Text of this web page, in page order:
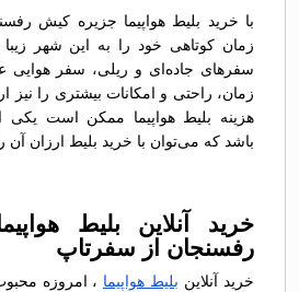
با خرید بلیط هواپیما جزیره کیش
زمان کوتاهی خود را به این شهر زیبا
سفرهای جاده‌ای و ریلی، سفر هوایی
زمان، راحتی و امکانات بیشتری را نیز
هزینه بلیط هواپیما ممکن است یکی
باشد که می‌توان با خرید بلیط ارزان آن
خرید آنلاین بلیط
رفسنجان از سفرتاپ
خرید آنلاین بلیط هواپیما ، امروزه